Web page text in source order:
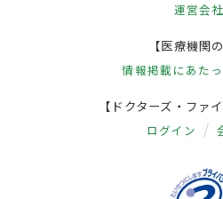
運営会社
【医療機関
情報掲載にあた
【ドクターズ・ファ
ログイン